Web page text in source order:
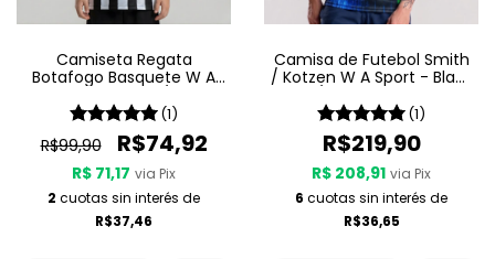
Camiseta Regata
Botafogo Basquete W A
Listrada (1)
R$99,90 R$74,92
R$ 71,17 via Pix
2 cuotas sin interés de
R$37,46
Camisa de Futebol Smith
/ Kotzen W A Sport - Black
(1)
R$219,90
R$ 208,91 via Pix
6 cuotas sin interés de
R$36,65